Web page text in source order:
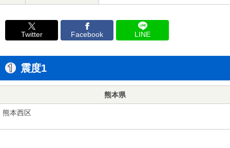
Twitter Facebook LINE
震度1
熊本県
熊本西区